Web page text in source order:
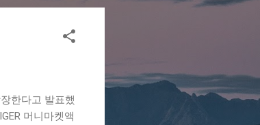
한다고 발표했
머니마켓액